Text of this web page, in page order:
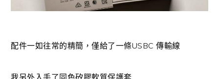
配件一如往常的精簡，僅給了一條USBC 傳輸線
我另外入手了同色矽膠軟質保護套